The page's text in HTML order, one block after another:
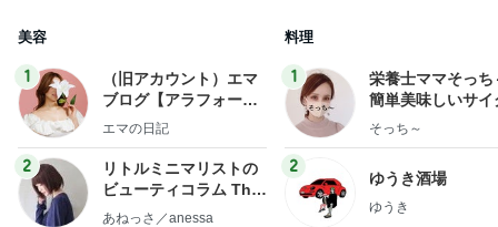
美容
1
（旧アカウント）エマ
ブログ【アラフォー会
社売却セカンドライ
エマの日記
2
リトルミニマリストの
ビューティコラム The
little minimalist's bea
あねっさ／anessa
料理
1
栄養士ママそっち
簡単美味しいサイ
献立
そっち～
2
ゆうき酒場
ゆうき